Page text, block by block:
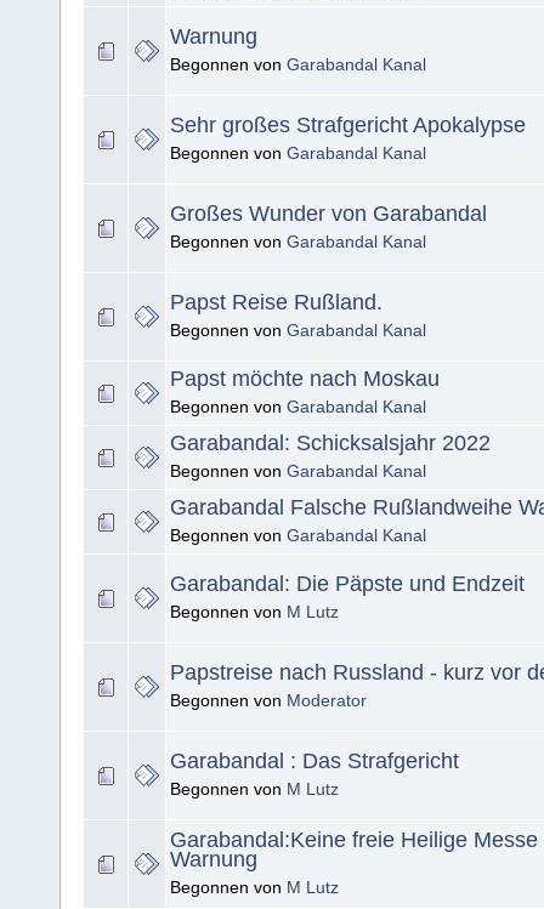
Warnung
Begonnen von Garabandal Kanal
Sehr großes Strafgericht Apokalypse
Begonnen von Garabandal Kanal
Großes Wunder von Garabandal
Begonnen von Garabandal Kanal
Papst Reise Rußland.
Begonnen von Garabandal Kanal
Papst möchte nach Moskau
Begonnen von Garabandal Kanal
Garabandal: Schicksalsjahr 2022
Begonnen von Garabandal Kanal
Garabandal Falsche Rußlandweihe
Begonnen von Garabandal Kanal
Garabandal: Die Päpste und Endzeit
Begonnen von M Lutz
Papstreise nach Russland - kurz vor
Begonnen von Moderator
Garabandal : Das Strafgericht
Begonnen von M Lutz
Garabandal:Keine freie Heilige Messe
Warnung
Begonnen von M Lutz